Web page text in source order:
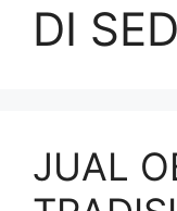
DI
JUAL